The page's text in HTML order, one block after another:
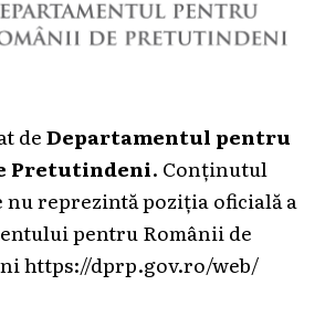
deDepartamentul pentru
Pretutindeni. Conținutul
nu reprezintă poziția oficială a
pentru Românii de
https://dprp.gov.ro/web/